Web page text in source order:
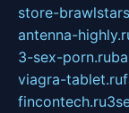
store-
antenna-
3-sex-porn.ru
viagra-tablet.ru
fincontech.ru